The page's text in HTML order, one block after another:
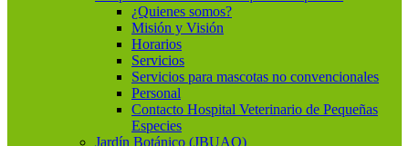
¿Quienes somos?
Misión y Visión
Horarios
Servicios
Servicios para mascotas no convencionales
Personal
Contacto Hospital Veterinario de Pequeñas
Especies
Jardín Botánico (JBUAQ)